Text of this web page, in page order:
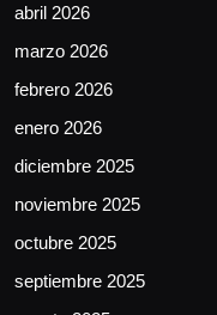
abril 2026
marzo 2026
febrero 2026
enero 2026
diciembre 2025
noviembre 2025
octubre 2025
septiembre 2025